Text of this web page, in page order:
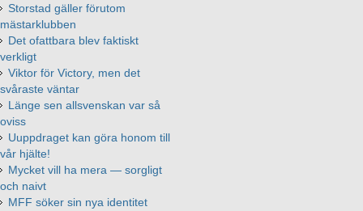
Storstad gäller förutom
mästarklubben
Det ofattbara blev faktiskt
verkligt
Viktor för Victory, men det
svåraste väntar
Länge sen allsvenskan var så
oviss
Uuppdraget kan göra honom till
vår hjälte!
Mycket vill ha mera — sorgligt
och naivt
MFF söker sin nya identitet